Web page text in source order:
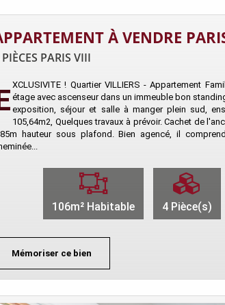
À VENDRE
PARIS VIII
XCLUSIVITE ! Quartier VILLIERS - Appartement
étage avec ascenseur dans un immeuble bon
exposition, séjour et salle à manger plein sud,
105,64m2, Quelques travaux à prévoir. Cachet de
hauteur sous plafond. Bien agencé, il
106m² Habitable 4 Pièce(s)
Mémoriser ce bien